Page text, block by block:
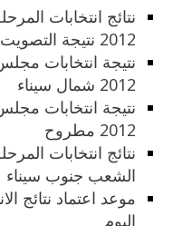
نتائج انتخابات
2012 نتيجة التصويت
نتيجة انتخابات
2012 شمال سيناء
نتيجة انتخابات
2012 مطروح
الشعب جنوب سيناء
موعد اعتماد نتائج
اليوم